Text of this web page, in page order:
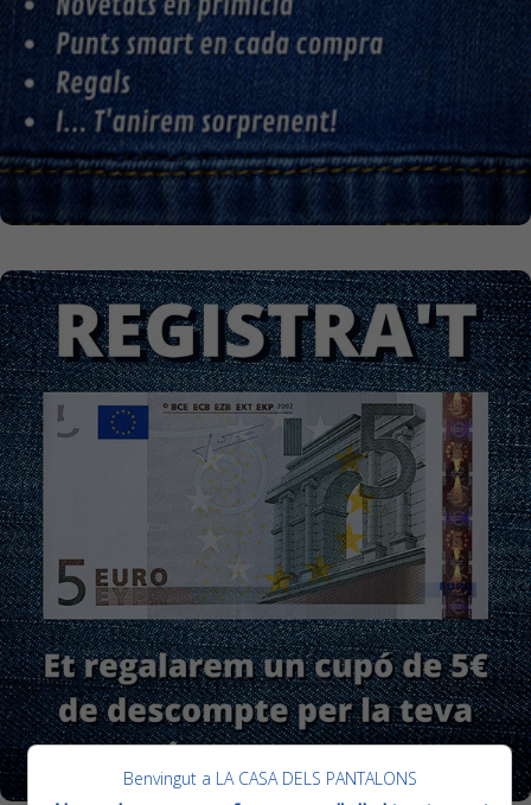
Benvingut a LA CASA DELS PANTALONS